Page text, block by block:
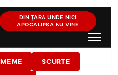
DIN ȚARA UNDE NICI
APOCALIPSA NU VINE
MEME SCURTE